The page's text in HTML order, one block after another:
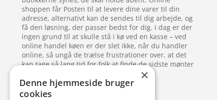
shoppen får Posten til at levere dine varer til din
adresse, alternativt kan de sendes til dig arbejde, og
få den løsning, der passer bedst for dig. I dag er der
ingen grund til at skulle stå i kø ved en kasse – ved
online handel køen er der slet ikke, når du handler
online, så ungå de trælse frustrationer over, at det
kan tage så lang tid for folk at finde de sidste mønter
×
Denne hjemmeside bruger
cookies